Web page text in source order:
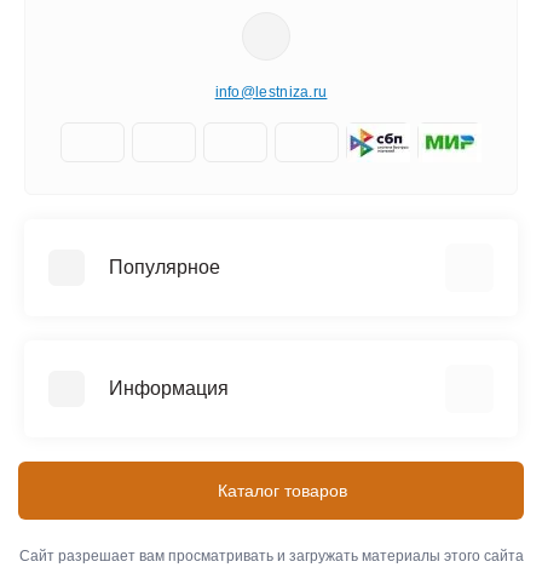
info@lestniza.ru
Популярное
Четырехсекционные лестницы
Информация
Оплата
О компании
Каталог товаров
Сайт разрешает вам просматривать и загружать материалы этого сайта